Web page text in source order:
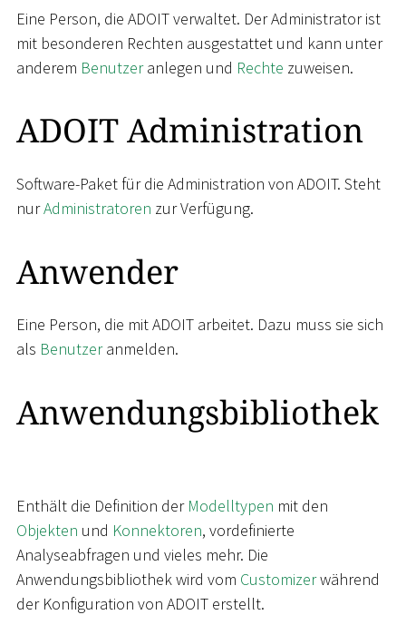
Eine Person, die ADOIT verwaltet. Der Administrator ist
mit besonderen Rechten ausgestattet und kann unter
anderem Benutzeranlegen und Rechte zuweisen.
ADOIT Administration
Software-Paket für die Administration von ADOIT. Steht
nurAdministratoren zur Verfügung.
Anwender
Eine Person, die mit ADOIT arbeitet. Dazu muss sie sich
als Benutzeranmelden.
Anwendungsbibliothek
Enthält die Definition der Modelltypen mit den
Objekten und Konnektoren, vordefinierte
Analyseabfragen und vieles mehr. Die
Anwendungsbibliothek wird vom Customizerwährend
der Konfiguration von ADOIT erstellt.